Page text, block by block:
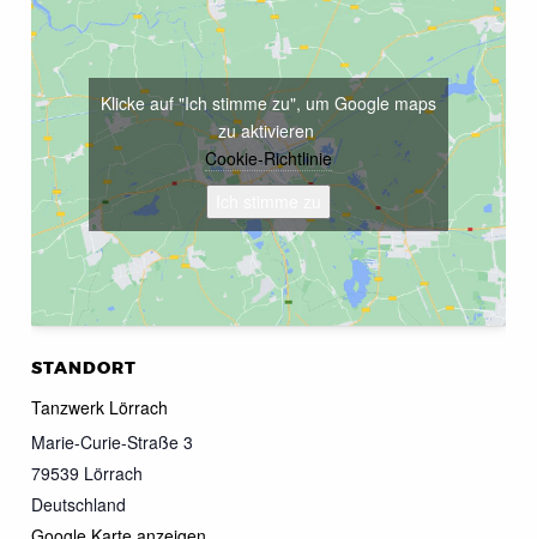
STANDORT
Tanzwerk Lörrach
Marie-Curie-Straße 3
79539 Lörrach
Deutschland
Klicke auf "Ich stimme zu", um Google maps
zu aktivieren
Cookie-Richtlinie